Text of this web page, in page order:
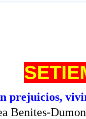
prejuicios,
Benites-